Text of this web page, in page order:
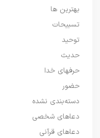
بهترین ها
تسبیحات
توحید
حدیث
حرفهای خدا
حضور
دسته‌بندی نشده
دعاهای شخصی
دعاهای قرآنی